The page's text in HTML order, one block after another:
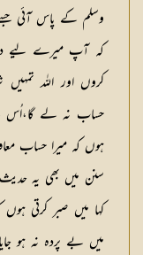
وسلم کے پاس آئی
کہ آپ میرے لیے دعا
کروں اور اللہ تمہیں
حساب نہ لے گا،اُس
ہوں کہ میرا حساب
سنن میں بھی یہ
کہا میں صبر کرتی
میں بے پردہ نہ ہو